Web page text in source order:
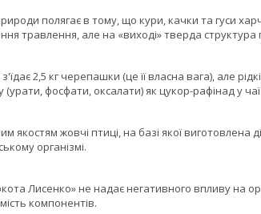
полягає в тому, що кури, качки та гуси
травлення, але на «виході» тверда структура
2,5 кг черепашки (це її власна вага), але
(урати, фосфати, оксалати) як цукор-рафінад у чаї
жовчі птиці, на базі якої виготовлена
організмі.
Лисенко» не надає негативного впливу на
компонентів.